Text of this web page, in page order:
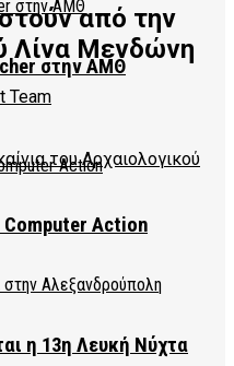
στην ΑΜΘ
Computer Action
η 13η Λευκή Νύχτα
από την
Λίνα Μενδώνη
Team